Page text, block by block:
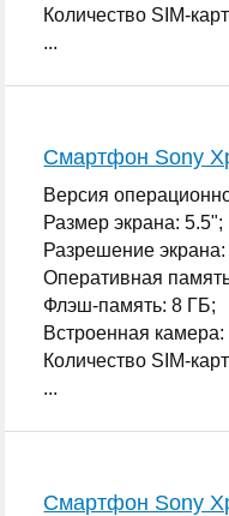
Количество SIM-
...
Смартфон Sony
Версия
Размер экрана: 5.5";
Разрешение
Оперативная
Флэш-память: 8 ГБ;
Встроенная камера:
Количество SIM-
...
Смартфон Sony